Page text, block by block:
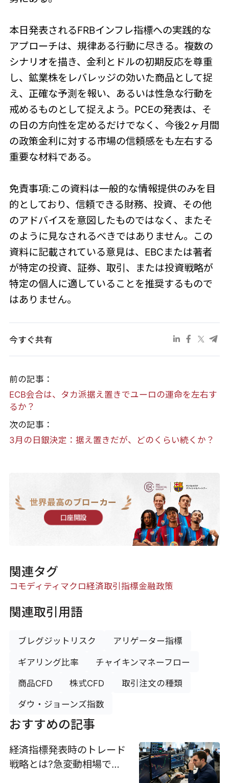
本日発表されるFRBインフレ指標への実践的な
アプローチは、規律ある行動に尽きる。複数の
シナリオを描き、金利とドルの初期反応を尊重
し、鉱業株をレバレッジの効いた商品として捉
え、正確な予測を報い、あるいは性急な行動を
戒めるものとして捉えよう。PCEの発表は、そ
の日の方向性を定めるだけでなく、今後2ヶ月間
の政策金利に対する市場の信頼感をも左右する
重要な材料である。
免責事項:この資料は一般的な情報提供のみを目
的としており、信頼できる財務、投資、その他
のアドバイスを意図したものではなく、またそ
のように見なされるべきではありません。この
資料に記載されている意見は、EBCまたは著者
が特定の投資、証券、取引、または投資戦略が
特定の個人に適していることを推奨するもので
はありません。
今すぐ共有
前の記事：
ECB会合は、タカ派据え置きでユーロの運命を左右す
るか？
次の記事：
3月の日銀決定：据え置きだが、どのくらい続くか？
世界最高のブローカー
口座開設
関連タグ
コモディティ マクロ経済取引指標金融政策
関連取引用語
ブレグジットリスク アリゲーター指標
ギアリング比率 チャイキンマネーフロー
商品CFD 株式CFD 取引注文の種類
ダウ・ジョーンズ指数
おすすめの記事
経済指標発表時のトレード
戦略とは?急変動相場で利